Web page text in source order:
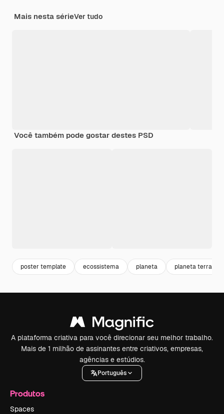
Mais nesta sérieVer tudo
Você também pode gostar destes PSD
poster template ecossistema planeta planeta terra
A plataforma criativa para você direcionar seu melhor trabalho.
Mais de 1 milhão de assinantes entre criativos, empresas,
agências e estúdios.
Português
Produtos
Spaces